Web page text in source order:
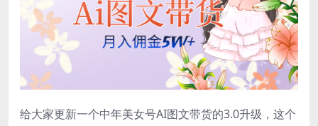
给大家更新一个中年美女号AI图文带货的3.0升级，这个